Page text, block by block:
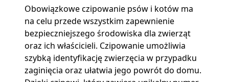
Obowiązkowe czipowanie psów i kotów ma
na celu przede wszystkim zapewnienie
bezpieczniejszego środowiska dla zwierząt
oraz ich właścicieli. Czipowanie umożliwia
szybką identyfikację zwierzęcia w przypadku
zaginięcia oraz ułatwia jego powrót do domu.